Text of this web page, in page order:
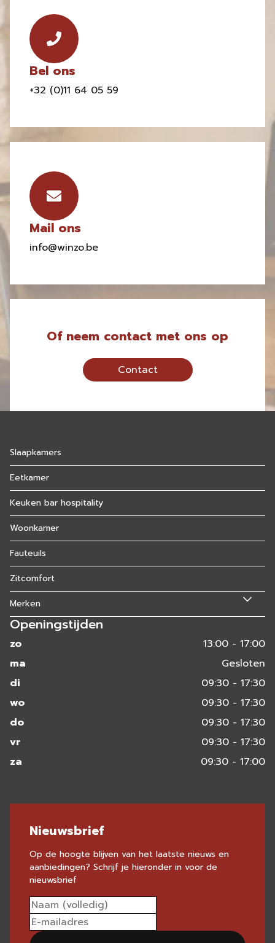
Bel ons
+32 (0)11 64 05 59
Mail ons
info@winzo.be
Of neem contact met ons op
Contact
Slaapkamers
Eetkamer
Keuken bar hospitality
Woonkamer
Fauteuils
Zitcomfort
Merken
Openingstijden
zo
13:00 - 17:00
ma
Gesloten
di
09:30 - 17:30
wo
09:30 - 17:30
do
09:30 - 17:30
vr
09:30 - 17:30
za
09:30 - 17:00
Nieuwsbrief
Op de hoogte blijven van het laatste nieuws en
aanbiedingen? Schrijf je hieronder in voor de
nieuwsbrief